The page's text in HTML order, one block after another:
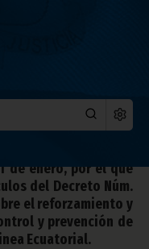
de enero, por el que
del Decreto Núm.
el reforzamiento y
y prevención de
Ecuatorial.